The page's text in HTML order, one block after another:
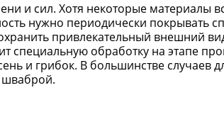
и сил. Хотя некоторые материалы
нужно периодически покрывать
привлекательный внешний
специальную обработку на этапе
и грибок. В большинстве случаев
шваброй.